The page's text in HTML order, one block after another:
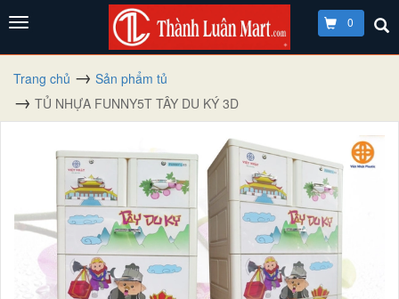
0
Trang chủ
Sản phẩm tủ
TỦ NHỰA FUNNY5T TÂY DU KÝ 3D